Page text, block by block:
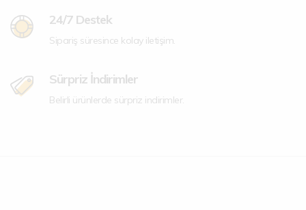
24/7 Destek
Sipariş süresince kolay iletişim.
Sürpriz İndirimler
Belirli ürünlerde sürpriz indirimler.